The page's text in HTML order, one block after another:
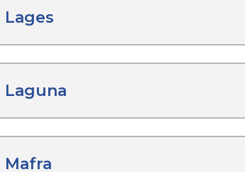
Lages
Laguna
Mafra